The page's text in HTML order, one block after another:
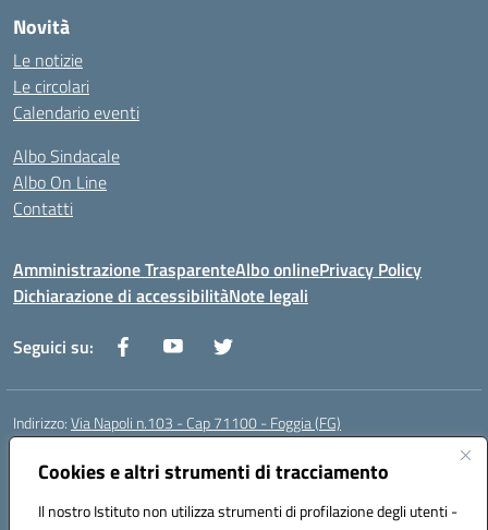
Cookies e altri strumenti di tracciamento
Il nostro Istituto non utilizza strumenti di profilazione degli utenti -
Novità
Le notizie
Le circolari
Calendario eventi
Albo Sindacale
Albo On Line
Contatti
Amministrazione TrasparenteAlbo onlinePrivacy Policy
Dichiarazione di accessibilitàNote legali
Seguici su:
Indirizzo:Via Napoli n.103 - Cap 71100 - Foggia (FG)
Centralino:
Posta elettronica certificata (PEC):fgis00800v@pec.istruzione.it
Codice fiscale: 80003280718